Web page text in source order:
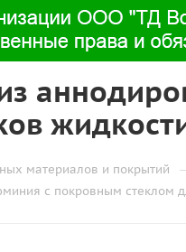
материалов и покрытий
с покровным